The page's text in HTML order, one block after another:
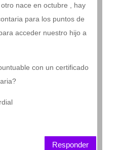
nace en octubre , hay
para los puntos de
acceder nuestro hijo a
con un certificado
Responder